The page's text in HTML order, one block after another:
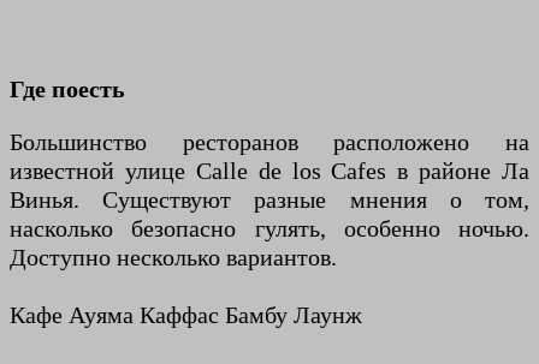
Где поесть
Большинство ресторанов расположено на
известной улице Calle de los Cafes в районе Ла
Винья. Существуют разные мнения о том,
насколько безопасно гулять, особенно ночью.
Доступно несколько вариантов.
Кафе Ауяма Каффас Бамбу Лаунж